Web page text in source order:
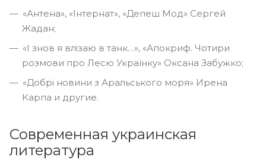
«Антена», «Інтернат», «Депеш Мод» Сергей
Жадан;
«І знов я влізаю в танк…», «Апокриф. Чотири
розмови про Лесю Українку» Оксана Забужко;
«Добрі новини з Аральського моря» Ирена
Карпа и другие.
Современная украинская
литература